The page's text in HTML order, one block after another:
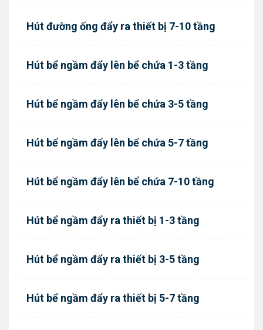
Hút đường ống đẩy ra thiết bị 7-10 tầng
Hút bể ngầm đẩy lên bể chứa 1-3 tầng
Hút bể ngầm đẩy lên bể chứa 3-5 tầng
Hút bể ngầm đẩy lên bể chứa 5-7 tầng
Hút bể ngầm đẩy lên bể chứa 7-10 tầng
Hút bể ngầm đẩy ra thiết bị 1-3 tầng
Hút bể ngầm đẩy ra thiết bị 3-5 tầng
Hút bể ngầm đẩy ra thiết bị 5-7 tầng